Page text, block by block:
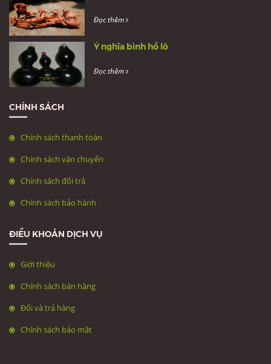
Đọc thêm
Ý nghĩa bình hồ lô
Đọc thêm
CHÍNH SÁCH
Chính sách thanh toán
Chính sách vận chuyển
Chính sách đổi trả
Chính sách bảo hành
ĐIỀU KHOẢN DỊCH VỤ
Giới thiệu
Chính sách bán hàng
Đổi và trả hàng
Chính sách bảo mật